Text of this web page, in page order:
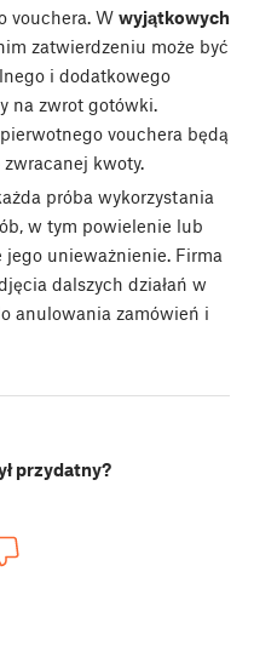
vouchera. W wyjątkowych
zatwierdzeniu może być
i dodatkowego
na zwrot gotówki.
vouchera będą
kwoty.
próba wykorzystania
w tym powielenie lub
jego unieważnienie. Firma
dalszych działań w
anulowania zamówień i
przydatny?